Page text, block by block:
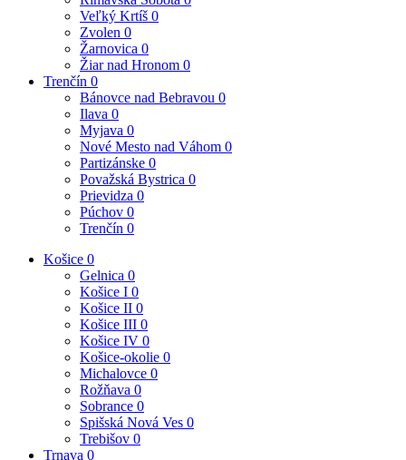
Veľký Krtíš 0
Zvolen 0
Žarnovica 0
Žiar nad Hronom 0
Trenčín 0
Bánovce nad Bebravou 0
Ilava 0
Myjava 0
Nové Mesto nad Váhom 0
Partizánske 0
Považská Bystrica 0
Prievidza 0
Púchov 0
Trenčín 0
Košice 0
Gelnica 0
Košice I 0
Košice II 0
Košice III 0
Košice IV 0
Košice-okolie 0
Michalovce 0
Rožňava 0
Sobrance 0
Spišská Nová Ves 0
Trebišov 0
Trnava 0